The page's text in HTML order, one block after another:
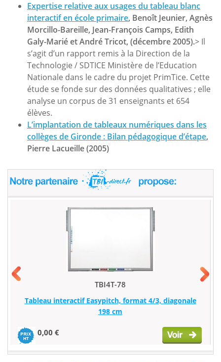
Expertise relative aux usages du tableau blanc
interactif en école primaire, Benoît Jeunier, Agnès
Morcillo-Bareille, Jean-François Camps, Edith
Galy-Marié et André Tricot, (décembre 2005).> Il
s’agit d’un rapport remis à la Direction de la
Technologie / SDTICE Ministère de l’Education
Nationale dans le cadre du projet PrimTice. Cette
étude se fonde sur des données qualitatives ; elle
analyse un corpus de 31 enseignants et 654
élèves.
L’implantation de tableaux numériques dans les
collèges de Gironde : Bilan pédagogique d’étape,
Pierre Lacueille (2005)
TBI4T-78
Tableau interactif Easypitch, format 4/3, diagonale
198 cm
0,00 €